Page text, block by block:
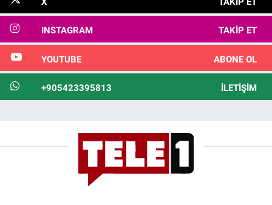
INSTAGRAM TAKIP ET
YOUTUBE ABONE OL
+905423395813 İLETIŞIM